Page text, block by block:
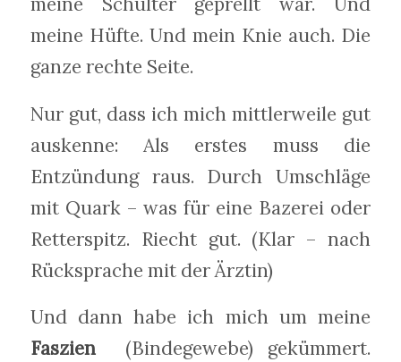
meine Hüfte. Und mein Knie auch. Die
ganze rechte Seite.
Nur gut, dass ich mich mittlerweile gut
auskenne: Als erstes muss die
Entzündung raus. Durch Umschläge
mit Quark – was für eine Bazerei oder
Retterspitz. Riecht gut. (Klar – nach
Rücksprache mit der Ärztin)
Und dann habe ich mich um meine
Faszien(Bindegewebe) gekümmert.